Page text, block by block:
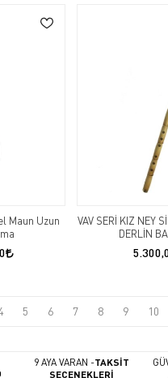
Maun Uzun
VAV SERİ KIZ NEY
DERLİN
5 6 7 8 9 10
9 AYA VARAN -TAKSİT
SEÇENEKLERİ